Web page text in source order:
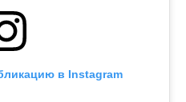
в Instagram